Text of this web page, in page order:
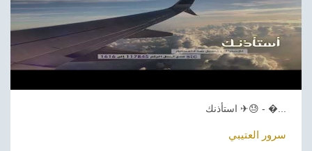
استأذنك ✈😓 - �...
سرور العتيبي